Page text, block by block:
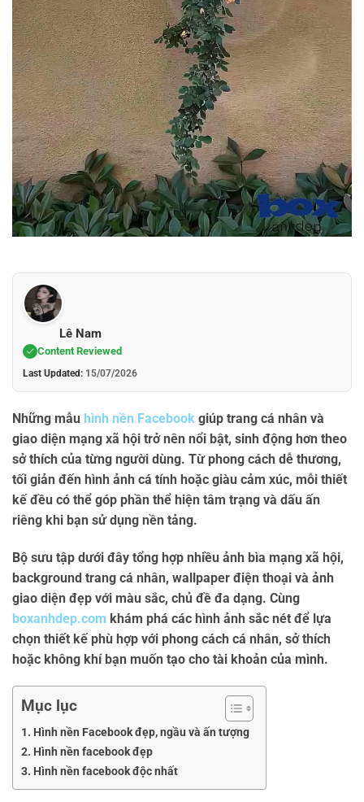
Lê Nam
Content Reviewed
Last Updated: 15/07/2026
Những mẫu hình nền Facebook giúp trang cá nhân và
giao diện mạng xã hội trở nên nổi bật, sinh động hơn theo
sở thích của từng người dùng. Từ phong cách dễ thương,
tối giản đến hình ảnh cá tính hoặc giàu cảm xúc, mỗi thiết
kế đều có thể góp phần thể hiện tâm trạng và dấu ấn
riêng khi bạn sử dụng nền tảng.
Bộ sưu tập dưới đây tổng hợp nhiều ảnh bìa mạng xã hội,
background trang cá nhân, wallpaper điện thoại và ảnh
giao diện đẹp với màu sắc, chủ đề đa dạng. Cùng
boxanhdep.com khám phá các hình ảnh sắc nét để lựa
chọn thiết kế phù hợp với phong cách cá nhân, sở thích
hoặc không khí bạn muốn tạo cho tài khoản của mình.
Mục lục
Hình nền Facebook đẹp, ngầu và ấn tượng
Hình nền facebook đẹp
Hình nền facebook độc nhất